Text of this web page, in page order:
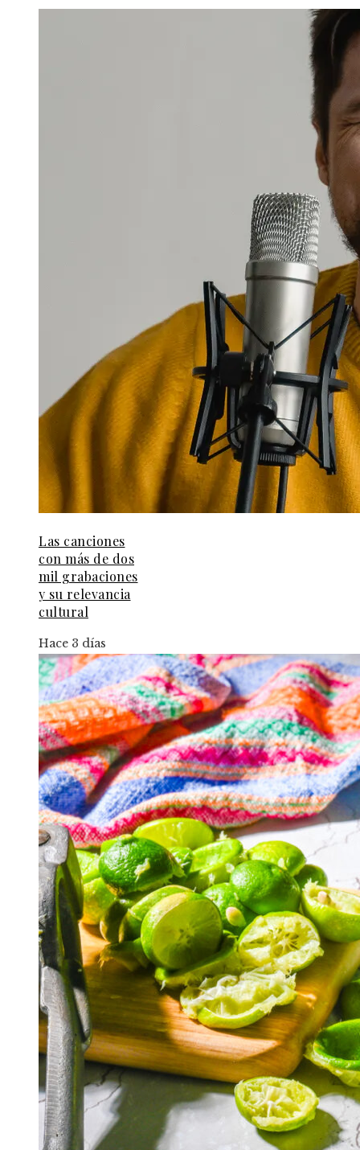
Las canciones
con más de dos
mil grabaciones
y su relevancia
cultural
Hace 3 días